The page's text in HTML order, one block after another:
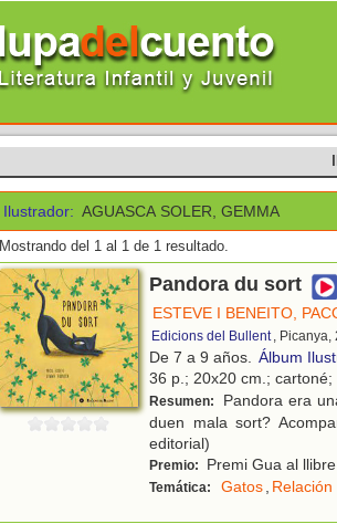
Ilustrador: AGUASCA SOLER, GEMMA
Mostrando del 1 al 1 de 1 resultado.
Pandora du sort
ESTEVE I BENEITO,
Edicions del Bullent , Picanya,
De 7 a 9 años. Álbum
36 p.; 20x20 cm.; cartoné;
Resumen:
Pandora era
duen mala sort?
editorial)
Premio: Premi Gua al
Temática: Gatos,